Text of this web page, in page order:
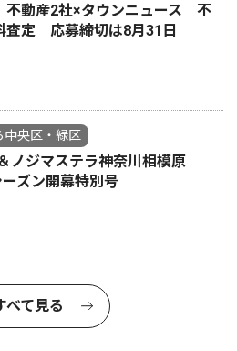
動産2社×タウンニュース 不
査定 応募締切は8月31日
中央区・緑区
ノジマステラ神奈川相模原
ズン開幕特別号
べて見る